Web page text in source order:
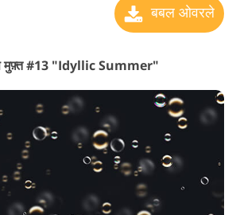
बबल ओवरले
मुफ़्त #13 "Idyllic Summer"